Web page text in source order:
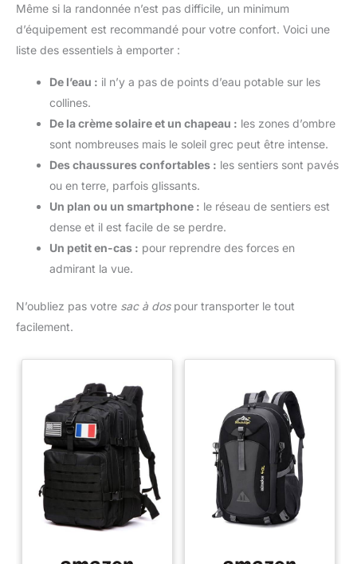
boîtier ZV-E10, objectif SEL1650
II avec capuchon et pare-soleil,
batterie NP-FW50, sans
Même si la randonnée n’est pas difficile, un minimum
d’équipement est recommandé pour votre confort. Voici une
liste des essentiels à emporter :
De l’eau : il n’y a pas de points d’eau potable sur les
collines.
De la crème solaire et un chapeau : les zones d’ombre
sont nombreuses mais le soleil grec peut être intense.
Des chaussures confortables : les sentiers sont pavés
ou en terre, parfois glissants.
Un plan ou un smartphone : le réseau de sentiers est
dense et il est facile de se perdre.
Un petit en-cas : pour reprendre des forces en
admirant la vue.
N’oubliez pas votre sac à dospour transporter le tout
facilement.